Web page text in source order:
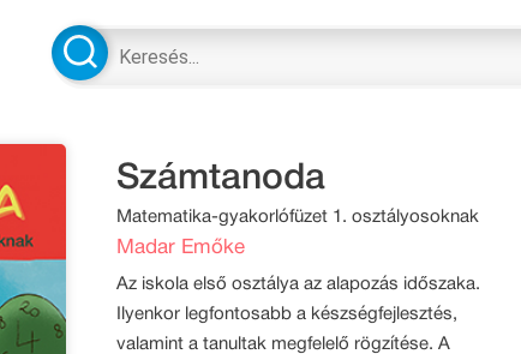
Számtanoda
Matematika-gyakorlófüzet 1. osztályosoknak
Madar Emőke
Az iskola első osztálya az alapozás időszaka.
Ilyenkor legfontosabb a készségfejlesztés,
valamint a tanultak megfelelő rögzítése. A